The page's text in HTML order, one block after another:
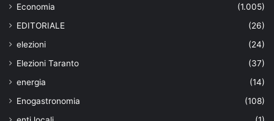
Economia
(1.005)
EDITORIALE
(26)
elezioni
(24)
Elezioni Taranto
(37)
energia
(14)
Enogastronomia
(108)